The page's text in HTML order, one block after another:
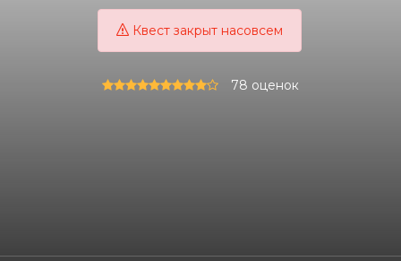
Квест закрыт насовсем
78 оценок